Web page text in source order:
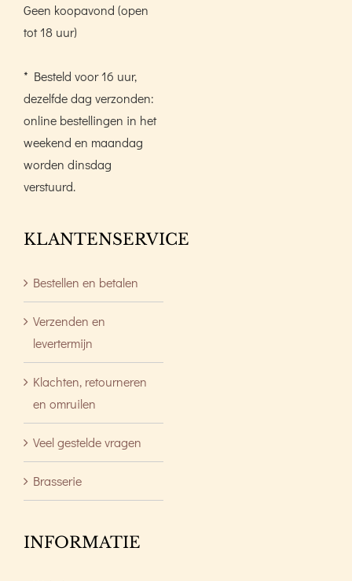
Geen koopavond (open
tot 18 uur)
* Besteld voor 16 uur,
dezelfde dag verzonden:
online bestellingen in het
weekend en maandag
worden dinsdag
verstuurd.
KLANTENSERVICE
Bestellen en betalen
Verzenden en
levertermijn
Klachten, retourneren
en omruilen
Veel gestelde vragen
Brasserie
INFORMATIE